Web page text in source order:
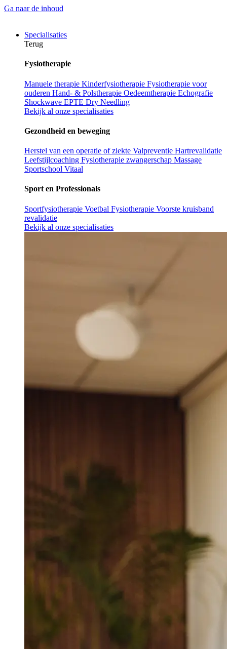
Ga naar de inhoud
Specialisaties
Terug
Fysiotherapie
Manuele therapie Kinderfysiotherapie Fysiotherapie voor
ouderen Hand- & Polstherapie Oedeemtherapie Echografie
Shockwave EPTE Dry Needling
Bekijk al onze specialisaties
Gezondheid en beweging
Herstel van een operatie of ziekte Valpreventie Hartrevalidatie
Leefstijlcoaching Fysiotherapie zwangerschap Massage
Sportschool Vitaal
Sport en Professionals
Sportfysiotherapie Voetbal Fysiotherapie Voorste kruisband
revalidatie
Bekijk al onze specialisaties